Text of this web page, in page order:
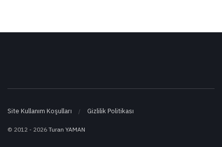
Site Kullanım Koşulları Gizlilik Politikası
© 2012 - 2026 Turan YAMAN